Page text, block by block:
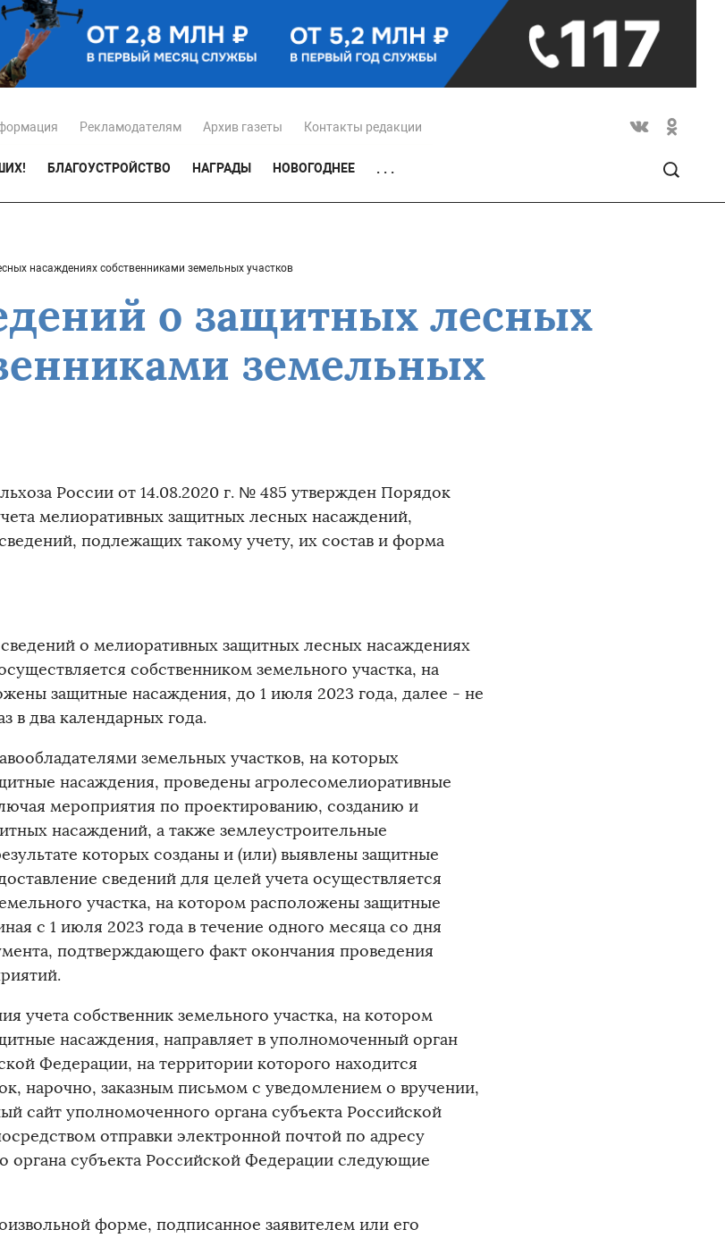
Рекламодателям Архив газеты Контакты редакции
БЛАГОУСТРОЙСТВО НАГРАДЫ НОВОГОДНЕЕ . . .
насаждениях собственниками земельных участков
о защитных лесных
земельных
России от 14.08.2020 г. № 485 утвержден Порядок
мелиоративных защитных лесных насаждений,
подлежащих такому учету, их состав и форма
о мелиоративных защитных лесных насаждениях
собственником земельного участка, на
защитные насаждения, до 1 июля 2023 года, далее - не
в два календарных года.
земельных участков, на которых
насаждения, проведены агролесомелиоративные
мероприятия по проектированию, созданию и
насаждений, а также землеустроительные
которых созданы и (или) выявлены защитные
сведений для целей учета осуществляется
участка, на котором расположены защитные
с 1 июля 2023 года в течение одного месяца со дня
подтверждающего факт окончания проведения
учета собственник земельного участка, на котором
насаждения, направляет в уполномоченный орган
Федерации, на территории которого находится
нарочно, заказным письмом с уведомлением о вручении,
сайт уполномоченного органа субъекта Российской
отправки электронной почтой по адресу
органа субъекта Российской Федерации следующие
форме, подписанное заявителем или его